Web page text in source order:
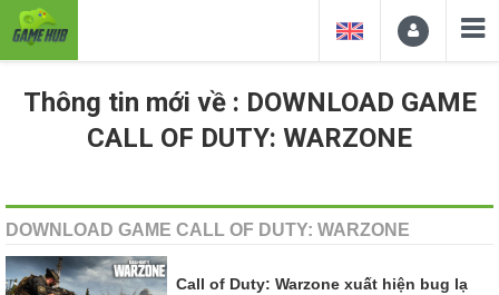
Thông tin mới về : DOWNLOAD GAME
CALL OF DUTY: WARZONE
DOWNLOAD GAME CALL OF DUTY: WARZONE
Call of Duty: Warzone xuất hiện bug lạ